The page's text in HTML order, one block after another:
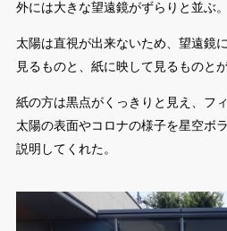
外には大きな望遠鏡がずらりと並ぶ。
太陽は直視が出来ないため、望遠鏡
見るものと、紙に映して見るものとが
紙の方は黒点がくっきりと見え、フ
太陽の表面やコロナの様子を星空ボ
説明してくれた。